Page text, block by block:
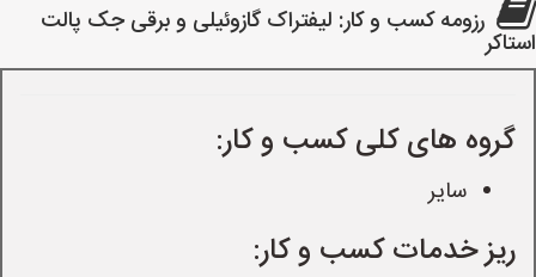
رزومه کسب و کار: لیفتراک گازوئیلی و برقی جک پالت
استاکر
گروه های کلی کسب و کار:
سایر
ریز خدمات کسب و کار: